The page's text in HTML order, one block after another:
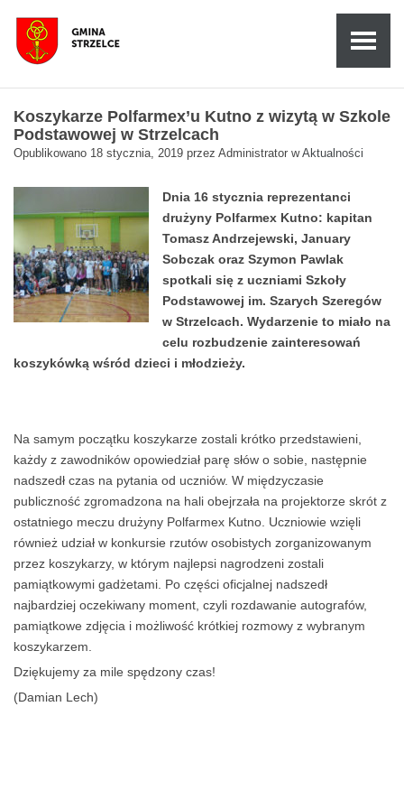
Koszykarze Polfarmex’u Kutno z wizytą w Szkole
Podstawowej w Strzelcach
Opublikowano 18 stycznia, 2019 przez Administrator wAktualności
Dnia 16 stycznia reprezentanci
drużyny Polfarmex Kutno: kapitan
Tomasz Andrzejewski, January
Sobczak oraz Szymon Pawlak
spotkali się z uczniami Szkoły
Podstawowej im. Szarych Szeregów
w Strzelcach. Wydarzenie to miało na
celu rozbudzenie zainteresowań
koszykówką wśród dzieci i młodzieży.
Na samym początku koszykarze zostali krótko przedstawieni,
każdy z zawodników opowiedział parę słów o sobie, następnie
nadszedł czas na pytania od uczniów. W międzyczasie
publiczność zgromadzona na hali obejrzała na projektorze skrót z
ostatniego meczu drużyny Polfarmex Kutno. Uczniowie wzięli
również udział w konkursie rzutów osobistych zorganizowanym
przez koszykarzy, w którym najlepsi nagrodzeni zostali
pamiątkowymi gadżetami. Po części oficjalnej nadszedł
najbardziej oczekiwany moment, czyli rozdawanie autografów,
pamiątkowe zdjęcia i możliwość krótkiej rozmowy z wybranym
koszykarzem.
Dziękujemy za mile spędzony czas!
(Damian Lech)